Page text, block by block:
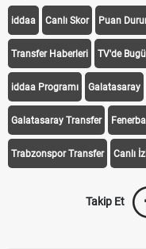
KEŞFET
iddaa Canlı Skor Puan
Transfer Haberleri TV'de
iddaa Programı Galatasaray
Galatasaray Transfer
Canlı